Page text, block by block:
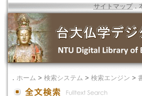
サイトマップ．
． ホーム > 検索システム > 検索エンジン >